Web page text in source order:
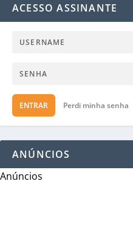
ACESSO ASSINANTE
ENTRAR Perdi minha senha
ANÚNCIOS
Anúncios